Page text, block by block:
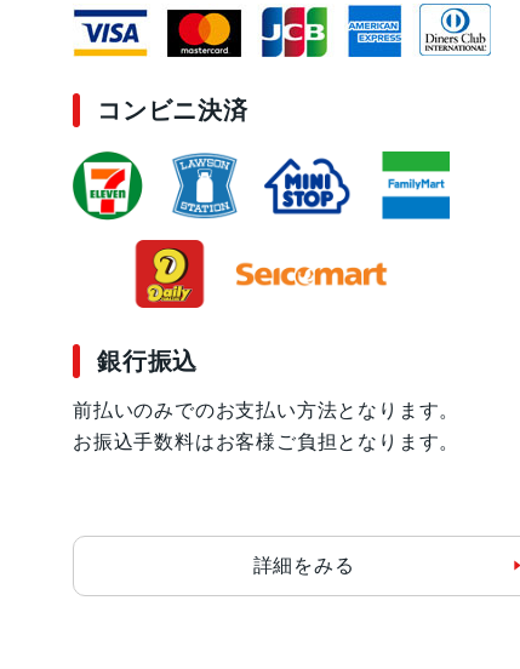
コンビニ決済
銀行振込
前払いのみでのお支払い方法となります。
お振込手数料はお客様ご負担となります。
詳細をみる